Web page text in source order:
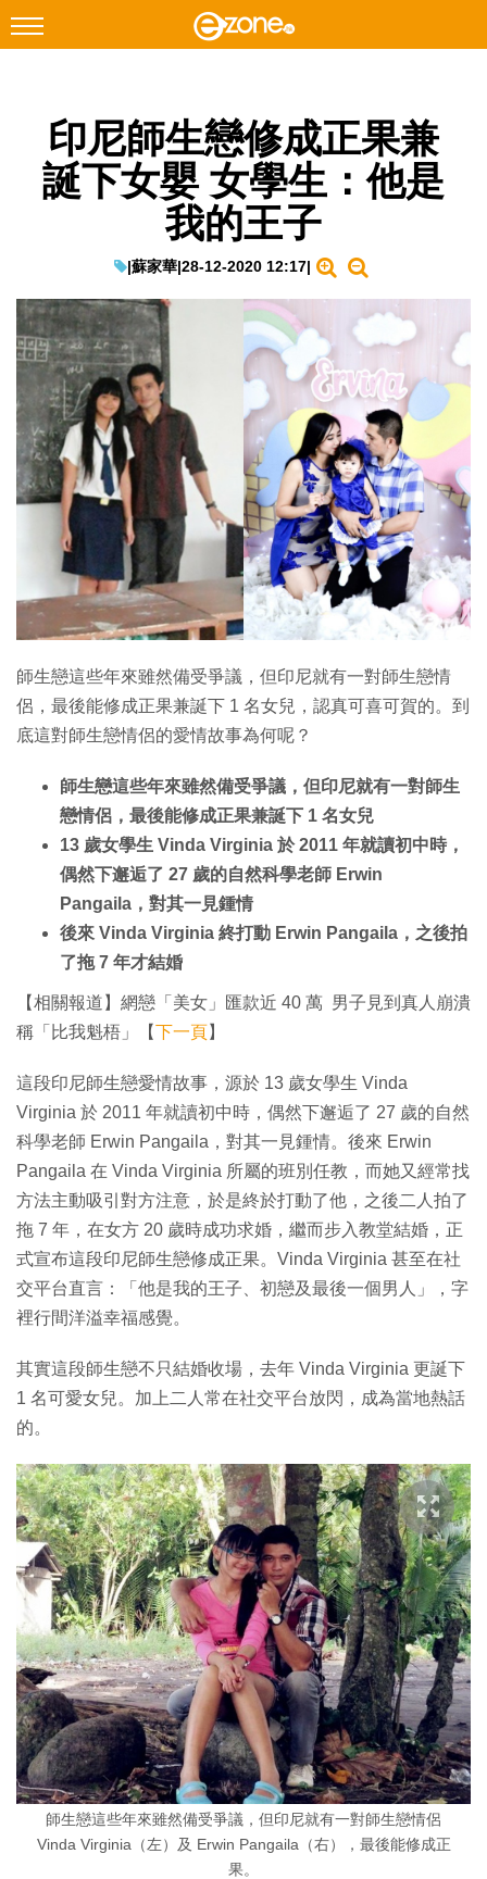
Facebook Instagram
科技焦點
教學評測
EduTech
IT Times
生成式AI與雲端應用
Enterprise Digital Transformation
印尼師生戀修成正果兼
誕下女嬰 女學生：他是
我的王子
|蘇家華|28-12-2020 12:17|
師生戀這些年來雖然備受爭議，但印尼就有一對師生戀情
侶，最後能修成正果兼誕下 1 名女兒，認真可喜可賀的。到
底這對師生戀情侶的愛情故事為何呢？
師生戀這些年來雖然備受爭議，但印尼就有一對師生
戀情侶，最後能修成正果兼誕下 1 名女兒
13 歲女學生 Vinda Virginia 於 2011 年就讀初中時，
偶然下邂逅了 27 歲的自然科學老師 Erwin
Pangaila，對其一見鍾情
後來 Vinda Virginia 終打動 Erwin Pangaila，之後拍
了拖 7 年才結婚
【相關報道】網戀「美女」匯款近 40 萬 男子見到真人崩潰
稱「比我魁梧」【下一頁】
這段印尼師生戀愛情故事，源於 13 歲女學生 Vinda
Virginia 於 2011 年就讀初中時，偶然下邂逅了 27 歲的自然
科學老師 Erwin Pangaila，對其一見鍾情。後來 Erwin
Pangaila 在 Vinda Virginia 所屬的班別任教，而她又經常找
方法主動吸引對方注意，於是終於打動了他，之後二人拍了
拖 7 年，在女方 20 歲時成功求婚，繼而步入教堂結婚，正
式宣布這段印尼師生戀修成正果。Vinda Virginia 甚至在社
交平台直言：「他是我的王子、初戀及最後一個男人」，字
裡行間洋溢幸福感覺。
其實這段師生戀不只結婚收場，去年 Vinda Virginia 更誕下
1 名可愛女兒。加上二人常在社交平台放閃，成為當地熱話
的。
師生戀這些年來雖然備受爭議，但印尼就有一對師生戀情侶
Vinda Virginia（左）及 Erwin Pangaila（右），最後能修成正
果。